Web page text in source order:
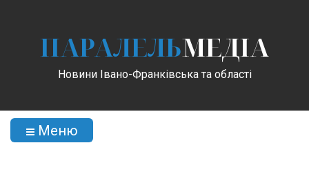
ПАРАЛЕЛЬМЕДІА
Новини Івано-Франківська та області
Меню